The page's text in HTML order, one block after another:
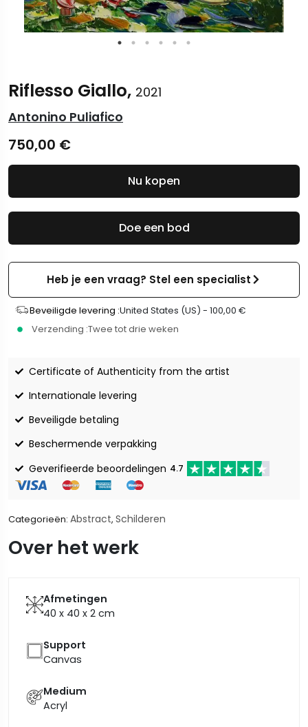
Riflesso Giallo, 2021
Antonino Puliafico
750,00 €
Doe een bod
Heb je een vraag? Stel een specialist
Beveiligde levering :United States (US) - 100,00 €
Verzending :Twee tot drie weken
Certificate of Authenticity from the artist
Internationale levering
Beveiligde betaling
Beschermende verpakking
Geverifieerde beoordelingen 4.7
Categorieën: Abstract, Schilderen
Nu kopen
Over het werk
Afmetingen
40 x 40 x 2 cm
Support
Canvas
Medium
Acryl